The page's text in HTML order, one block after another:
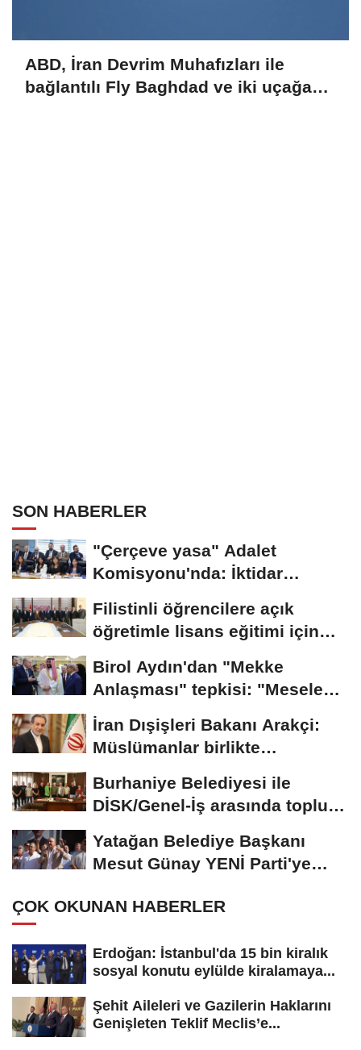
ABD, İran Devrim Muhafızları ile
bağlantılı Fly Baghdad ve iki uçağa
SON HABERLER
"Çerçeve yasa" Adalet
Komisyonu'nda: İktidar
Filistinli öğrencilere açık
öğretimle lisans eğitimi için
Birol Aydın'dan "Mekke
Anlaşması" tepkisi: "Mesele
İsrail'in güvenliği...
İran Dışişleri Bakanı Arakçi:
Müslümanlar birlikte
Burhaniye Belediyesi ile
DİSK/Genel-İş arasında toplu iş
Yatağan Belediye Başkanı
Mesut Günay YENİ Parti'ye
ÇOK OKUNAN HABERLER
Erdoğan: İstanbul'da 15 bin kiralık
sosyal konutu eylülde kiralamaya...
Şehit Aileleri ve Gazilerin Haklarını
Genişleten Teklif Meclis’e...